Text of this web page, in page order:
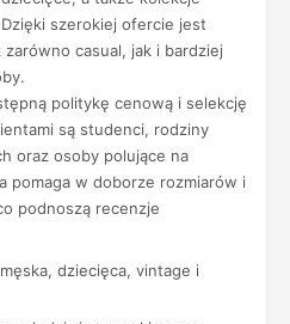
szerokiej ofercie jest
casual, jak i bardziej
politykę cenową i selekcję
są studenci, rodziny
oraz osoby polujące na
pomaga w doborze rozmiarów i
podnoszą recenzje
dziecięca, vintage i